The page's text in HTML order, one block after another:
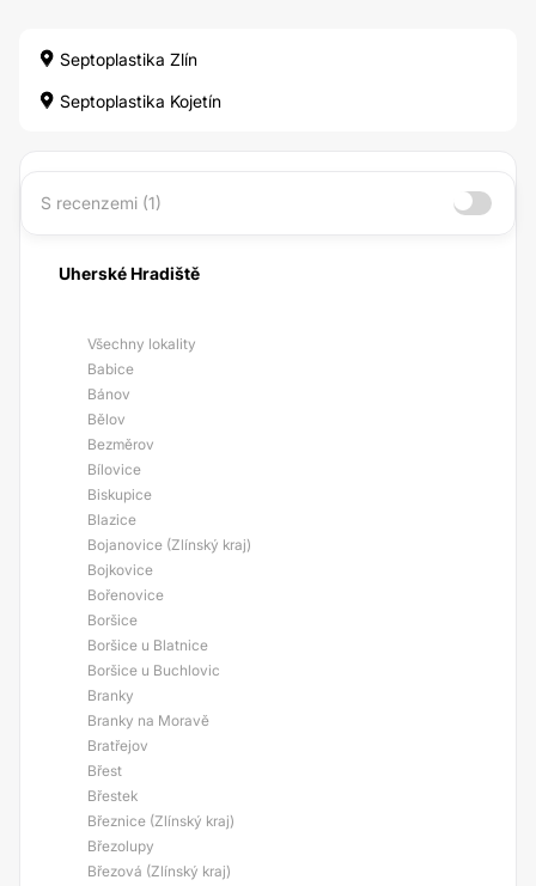
Septoplastika Zlín
Septoplastika Kojetín
S recenzemi (1)
Uherské Hradiště
Všechny lokality
Babice
Bánov
Bělov
Bezměrov
Bílovice
Biskupice
Blazice
Bojanovice (Zlínský kraj)
Bojkovice
Bořenovice
Boršice
Boršice u Blatnice
Boršice u Buchlovic
Branky
Branky na Moravě
Bratřejov
Břest
Břestek
Březnice (Zlínský kraj)
Březolupy
Březová (Zlínský kraj)